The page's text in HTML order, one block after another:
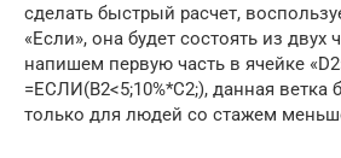
сделать быстрый расчет,
«Если», она будет состоять из двух
напишем первую часть в ячейке
=ЕСЛИ(B2<5;10%*C2;), данная ветка
только для людей со стажем